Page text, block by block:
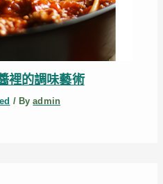
裡的調味藝術
/ Byadmin